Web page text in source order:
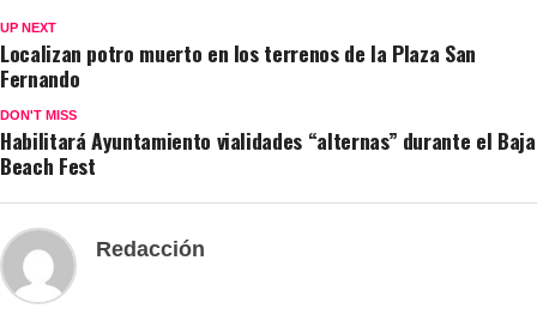
UP NEXT
Localizan potro muerto en los terrenos de la Plaza San
Fernando
DON'T MISS
Habilitará Ayuntamiento vialidades “alternas” durante el Baja
Beach Fest
Redacción